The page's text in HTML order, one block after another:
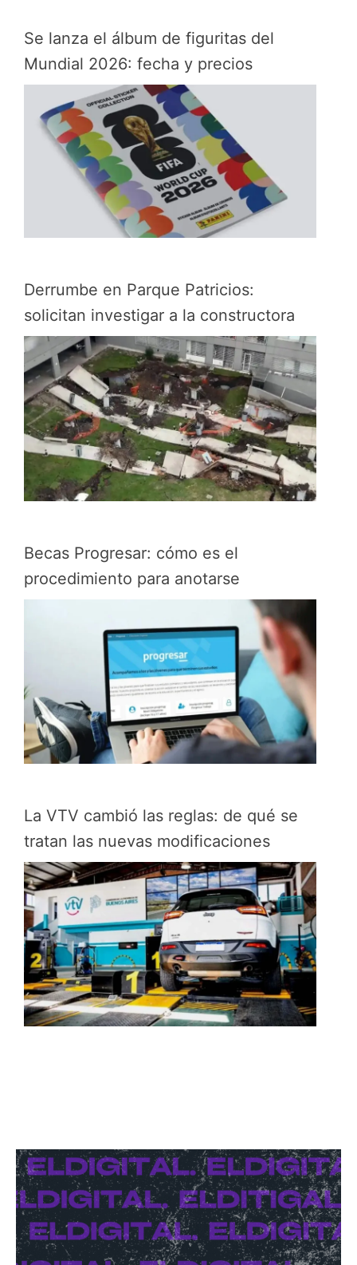
Se lanza el álbum de figuritas del
Mundial 2026: fecha y precios
Derrumbe en Parque Patricios:
solicitan investigar a la constructora
Becas Progresar: cómo es el
procedimiento para anotarse
La VTV cambió las reglas: de qué se
tratan las nuevas modificaciones